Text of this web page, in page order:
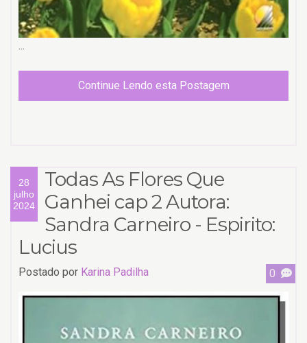
...
Continue Lendo esta Postagem
28
julho
2024
Todas As Flores Que
Ganhei cap 2 Autora:
Sandra Carneiro - Espirito:
Lucius
Postado por Karina Padilha 0